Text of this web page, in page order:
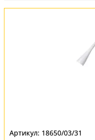
18650/03/31